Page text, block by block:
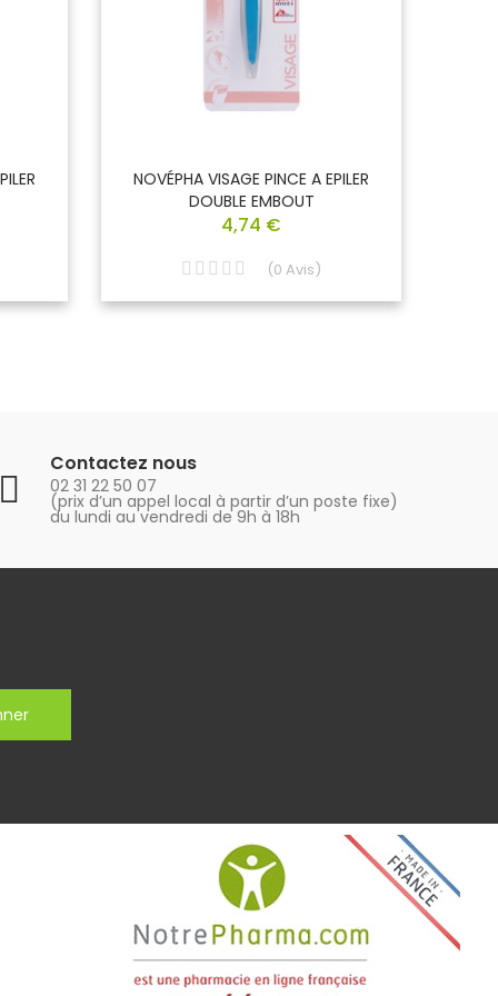
NOVÉPHA VISAGE PINCE A EPILER
DOUBLE EMBOUT
4,74 €
(0 Avis)
Contactez nous
02 31 22 50 07
(prix d’un appel local à partir d’un poste fixe)
du lundi au vendredi de 9h à 18h